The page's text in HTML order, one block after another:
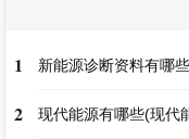
1 新能源诊断资料有哪
2 现代能源有哪些(现代